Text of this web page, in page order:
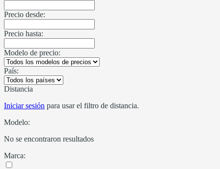
Precio desde:
Precio hasta:
Modelo de precio:
País:
Distancia
Iniciar sesión para usar el filtro de distancia.
Modelo:
No se encontraron resultados
Marca: